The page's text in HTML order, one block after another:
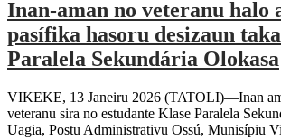
Inan-aman no veteranu halo
pasífika hasoru desizaun
Paralela Sekundária Olokasa
VIKEKE, 13 Janeiru 2026 (TATOLI)—Inan
veteranu sira no estudante Klase Paralela
Uagia, Postu Administrativu Ossú, Munisípiu